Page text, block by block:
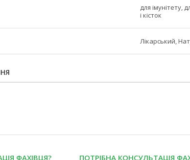
для імунітету,
і кісток
Лікарський,
ФАХІВЦЯ?
ПОТРІБНА КОНСУЛЬТАЦІЯ